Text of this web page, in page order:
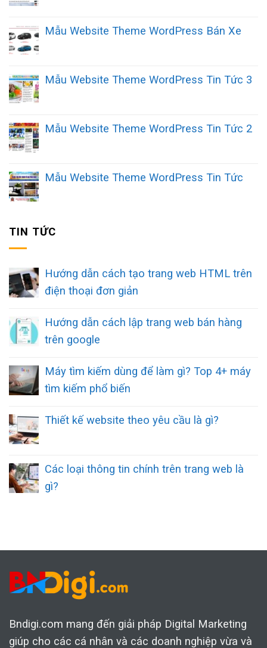
Mẫu Website Theme WordPress Bán Xe
Mẫu Website Theme WordPress Tin Tức 3
Mẫu Website Theme WordPress Tin Tức 2
Mẫu Website Theme WordPress Tin Tức
TIN TỨC
Hướng dẫn cách tạo trang web HTML trên
điện thoại đơn giản
Hướng dẫn cách lập trang web bán hàng
trên google
Máy tìm kiếm dùng để làm gì? Top 4+ máy
tìm kiếm phổ biến
Thiết kế website theo yêu cầu là gì?
Các loại thông tin chính trên trang web là
gì?
Bndigi.com mang đến giải pháp Digital Marketing
giúp cho các cá nhân và các doanh nghiệp vừa và